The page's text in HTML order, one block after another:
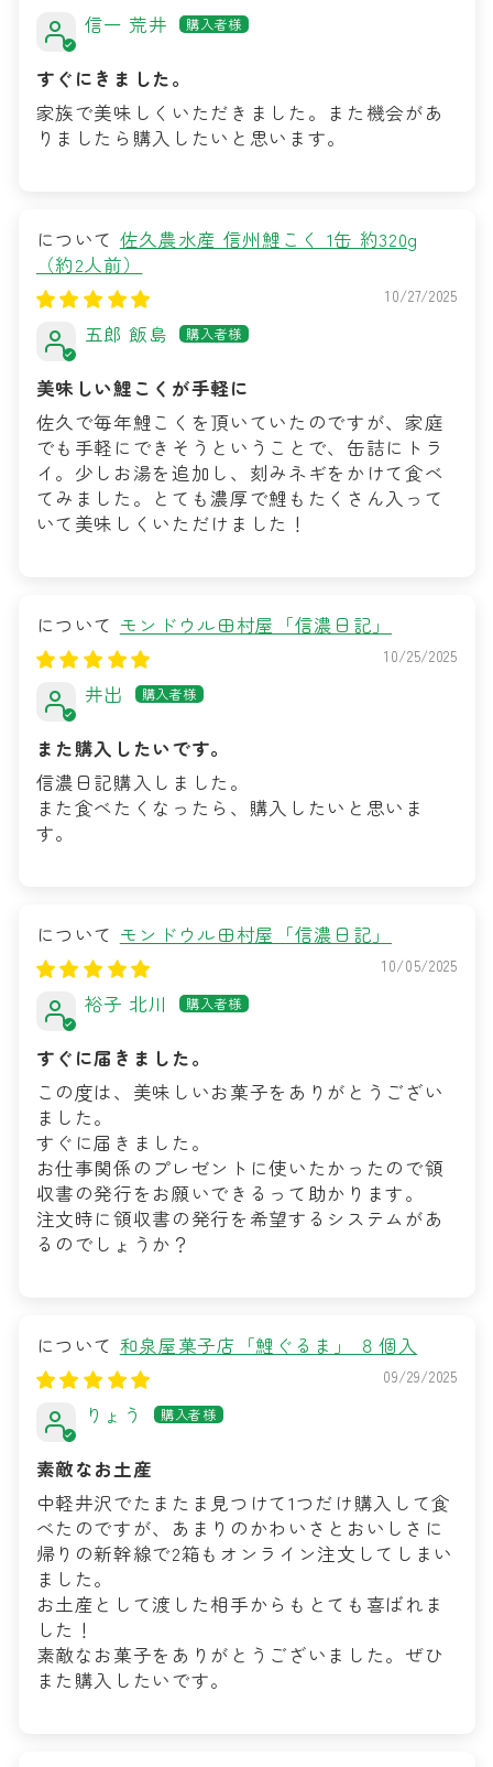
信一 荒井
すぐにきました。
家族で美味しくいただきました。また機会があ
りましたら購入したいと思います。
佐久農水産 信州鯉こく 1缶 約320g
（約2人前）
10/27/2025
五郎 飯島
美味しい鯉こくが手軽に
佐久で毎年鯉こくを頂いていたのですが、家庭
でも手軽にできそうということで、缶詰にトラ
イ。少しお湯を追加し、刻みネギをかけて食べ
てみました。とても濃厚で鯉もたくさん入って
いて美味しくいただけました！
モンドウル田村屋「信濃日記」
10/25/2025
井出
また購入したいです。
信濃日記購入しました。
また食べたくなったら、購入したいと思いま
す。
モンドウル田村屋「信濃日記」
10/05/2025
裕子 北川
すぐに届きました。
この度は、美味しいお菓子をありがとうござい
ました。
すぐに届きました。
お仕事関係のプレゼントに使いたかったので領
収書の発行をお願いできるって助かります。
注文時に領収書の発行を希望するシステムがあ
るのでしょうか？
和泉屋菓子店「鯉ぐるま」 ８個入
09/29/2025
りょう
素敵なお土産
中軽井沢でたまたま見つけて1つだけ購入して食
べたのですが、あまりのかわいさとおいしさに
帰りの新幹線で2箱もオンライン注文してしまい
ました。
お土産として渡した相手からもとても喜ばれま
した！
素敵なお菓子をありがとうございました。ぜひ
また購入したいです。